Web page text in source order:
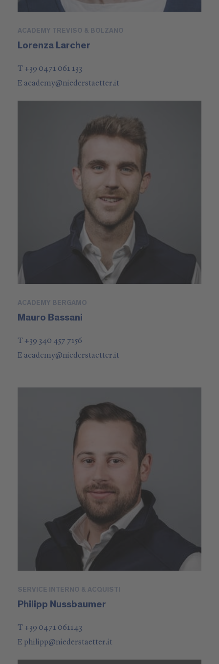
ACADEMY TREVISO & BOLZANO
Lorenza Larcher
T +39 0471 061 133
E academy@niederstaetter.it
ACADEMY BERGAMO
Mauro Bassani
T +39 340 457 7156
E academy@niederstaetter.it
SERVICE INTERNO & ACQUISTI
Philipp Nussbaumer
T +39 0471 061143
E philipp@niederstaetter.it